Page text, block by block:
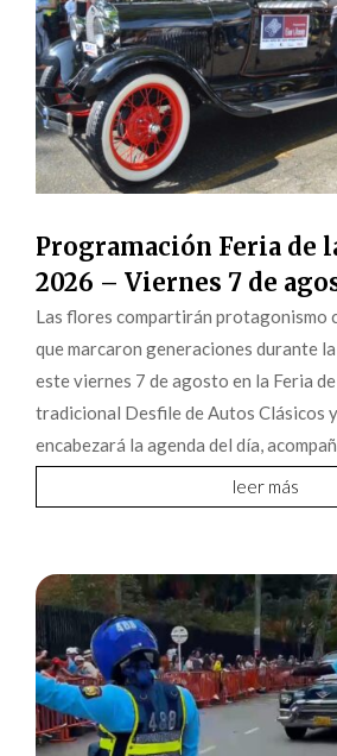
Programación Feria de
2026 – Viernes 7 de
Las flores compartirán protagonismo
que marcaron generaciones durante
este viernes 7 de agosto en la Feria
tradicional Desfile de Autos Clásicos
encabezará la agenda del día,
leer más